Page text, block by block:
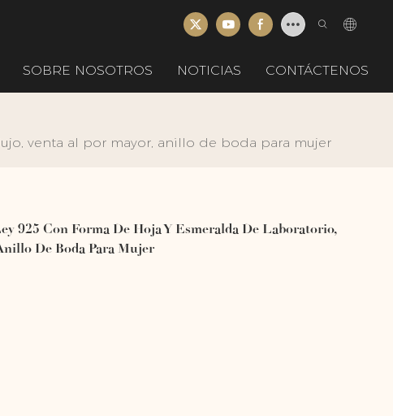
SOBRE NOSOTROS NOTICIAS CONTÁCTENOS
venta al por mayor, anillo de boda para mujer
925 Con Forma De Hoja Y Esmeralda De Laboratorio,
De Boda Para Mujer